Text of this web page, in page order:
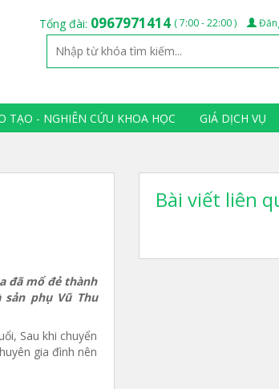
Tổng đài: 0967971414 ( 7:00 - 22:00 )
TẠO - NGHIÊN CỨU KHOA HỌC GIÁ DỊCH VỤ
đã mổ đẻ thành
phụ Vũ Thu
Sau khi chuyển
gia đình nên
Bài viết liên